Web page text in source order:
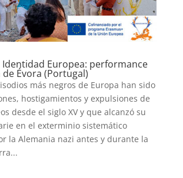
Identidad Europea: performance
Évora (Portugal)
más negros de Europa han sido
hostigamientos y expulsiones de
desde el siglo XV y que alcanzó su
en el exterminio sistemático
la Alemania nazi antes y durante la